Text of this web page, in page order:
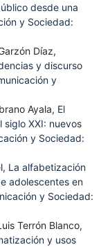
desde una
y Sociedad:
Díaz,
y discurso
y
Ayala, El
siglo XXI: nuevos
y Sociedad:
La alfabetización
adolescentes en
y Sociedad:
Terrón Blanco,
y usos